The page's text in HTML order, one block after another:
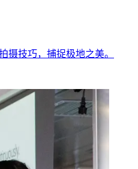
摄技巧，捕捉极地之美。